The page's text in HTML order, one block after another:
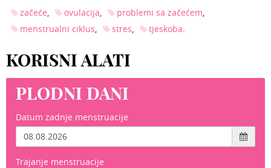
začeće ovulacija
problemi sa začećem
menstrualni ciklus
stres tjeskoba
KORISNI ALATI
PLODNI DANI
Datum zadnje menstruacije
Trajanje menstruacije